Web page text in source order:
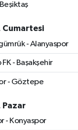
Cumartesi
- Alanyaspor
- Başakşehir
- Göztepe
Pazar
- Konyaspor